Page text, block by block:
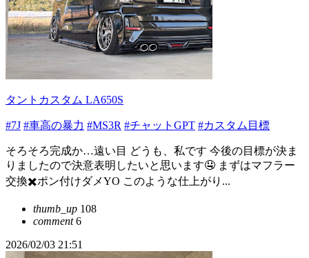
タントカスタム LA650S
#7J #車高の暴力 #MS3R #チャットGPT #カスタム目標
そろそろ完成か…遠い目 どうも、私です 今後の目標が決ま
りましたので決意表明したいと思います🤤 まずはマフラー
交換✖️ポン付けダメYO このような仕上がり...
thumb_up 108
comment6
2026/02/03 21:51